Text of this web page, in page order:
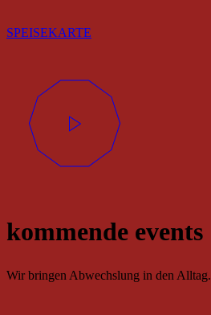
SPEISEKARTE
kommende events
Wir bringen Abwechslung in den Alltag.